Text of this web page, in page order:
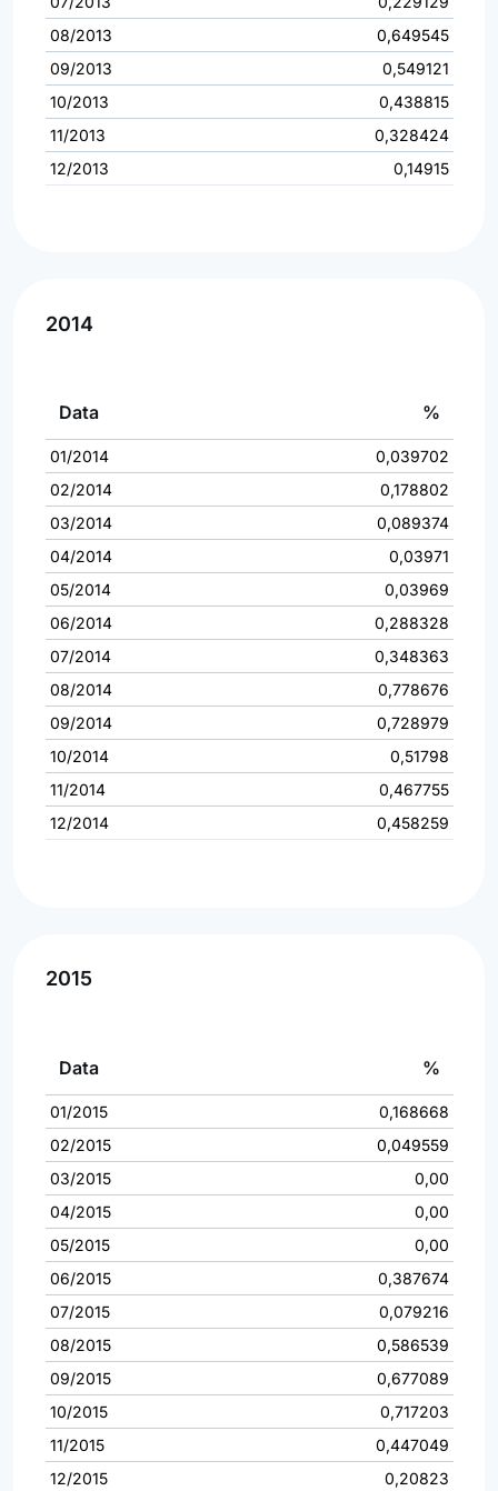
08/2013
0,649545
09/2013
0,549121
10/2013
0,438815
11/2013
0,328424
12/2013
0,14915
2014
Data %
01/2014
0,039702
02/2014
0,178802
03/2014
0,089374
04/2014
0,03971
05/2014
0,03969
06/2014
0,288328
07/2014
0,348363
08/2014
0,778676
09/2014
0,728979
10/2014
0,51798
11/2014
0,467755
12/2014
0,458259
2015
Data %
01/2015
0,168668
02/2015
0,049559
03/2015
0,00
04/2015
0,00
05/2015
0,00
06/2015
0,387674
07/2015
0,079216
08/2015
0,586539
09/2015
0,677089
10/2015
0,717203
11/2015
0,447049
12/2015
0,20823